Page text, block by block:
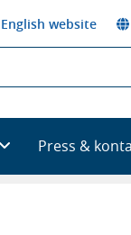
English website
Press &